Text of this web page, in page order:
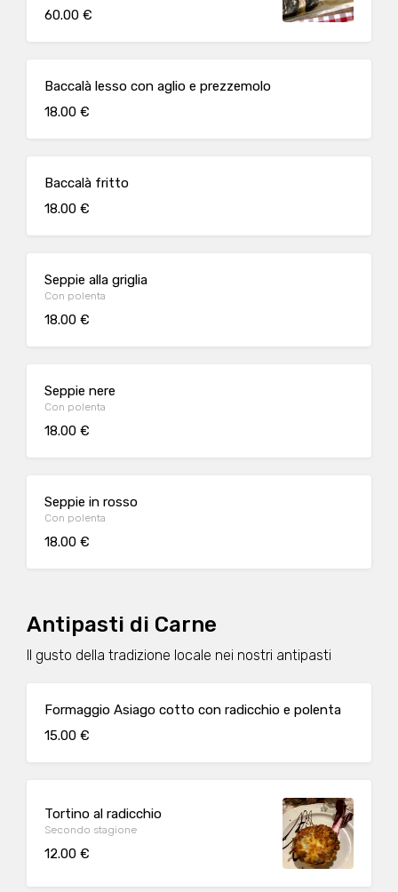
60.00 €
Baccalà lesso con aglio e prezzemolo
18.00 €
Baccalà fritto
18.00 €
Seppie alla griglia
Con polenta
18.00 €
Seppie nere
Con polenta
18.00 €
Seppie in rosso
Con polenta
18.00 €
Antipasti di Carne
Il gusto della tradizione locale nei nostri antipasti
Formaggio Asiago cotto con radicchio e polenta
15.00 €
Tortino al radicchio
Secondo stagione
12.00 €